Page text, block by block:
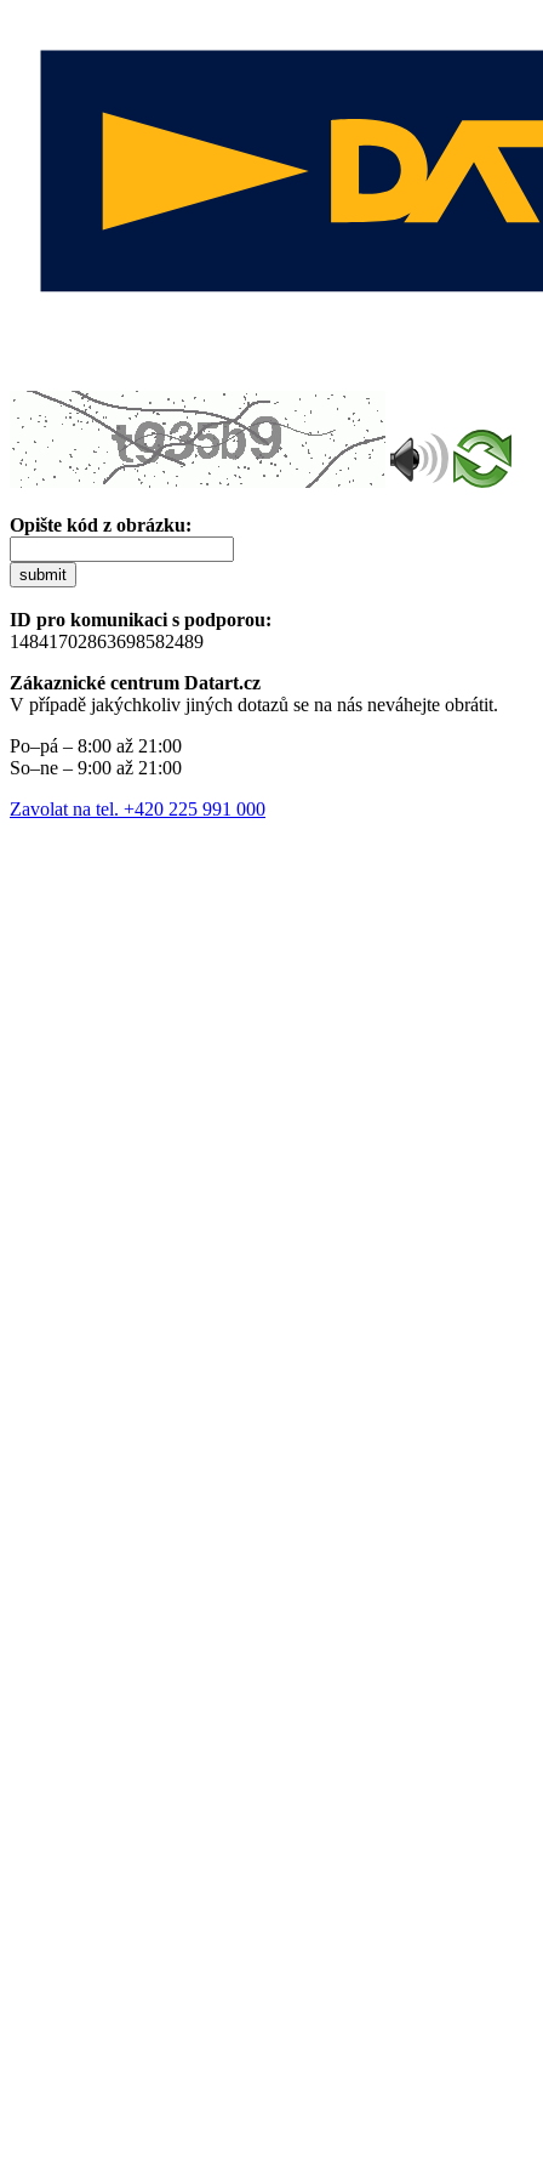
Opište kód z obrázku:
submit
ID pro komunikaci s podporou:
14841702863698582489
Zákaznické centrum Datart.cz
V případě jakýchkoliv jiných dotazů se na nás neváhejte obrátit.
Po–pá – 8:00 až 21:00
So–ne – 9:00 až 21:00
Zavolat na tel. +420 225 991 000